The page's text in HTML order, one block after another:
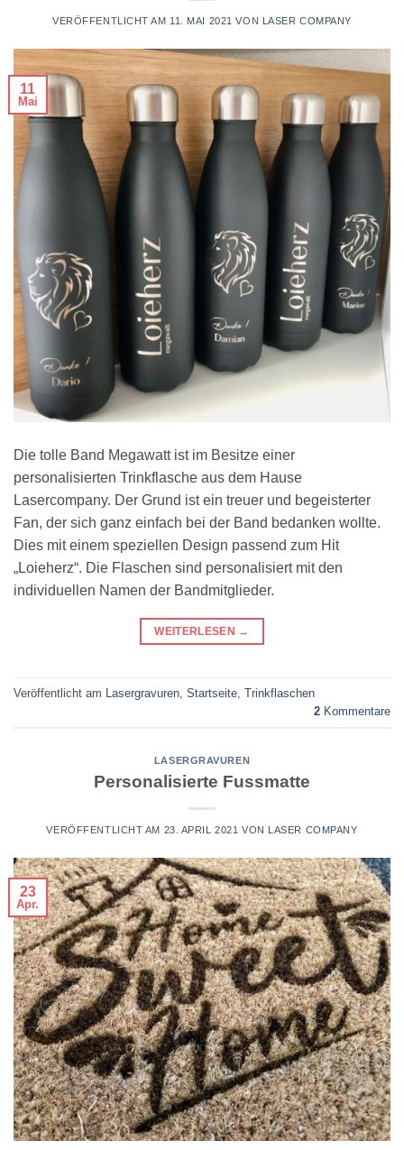
VERÖFFENTLICHT AM 11. MAI 2021 VON LASER COMPANY
11
Mai
Die tolle Band Megawatt ist im Besitze einer
personalisierten Trinkflasche aus dem Hause
Lasercompany. Der Grund ist ein treuer und begeisterter
Fan, der sich ganz einfach bei der Band bedanken wollte.
Dies mit einem speziellen Design passend zum Hit
„Loieherz“. Die Flaschen sind personalisiert mit den
individuellen Namen der Bandmitglieder.
WEITERLESEN →
Veröffentlicht am Lasergravuren Startseite Trinkflaschen
2 Kommentare
LASERGRAVUREN
Personalisierte Fussmatte
VERÖFFENTLICHT AM 23. APRIL 2021 VON LASER COMPANY
23
Apr.